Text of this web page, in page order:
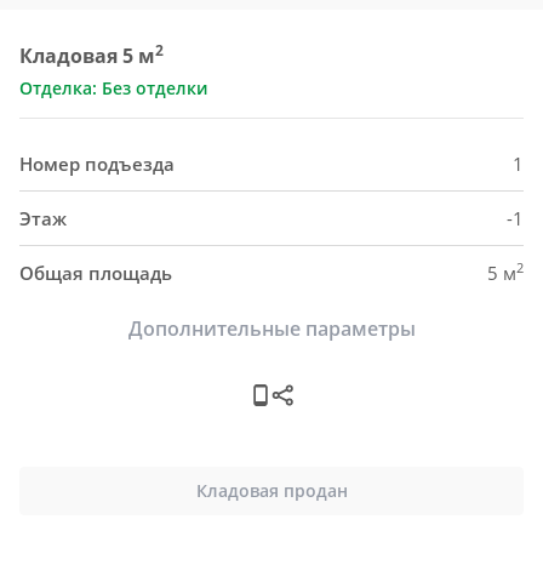
Кладовая 5 м2
Отделка: Без отделки
Номер подъезда 1
Этаж -1
Общая площадь 5 м2
Дополнительные параметры
Кладовая продан